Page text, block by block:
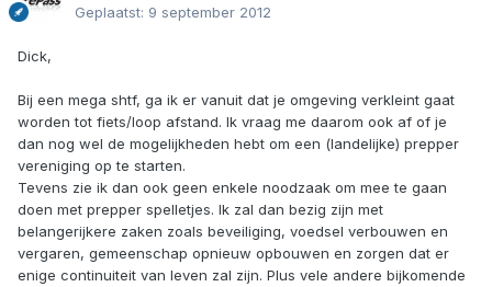
Geplaatst: 9 september 2012
Dick,
Bij een mega shtf, ga ik er vanuit dat je omgeving verkleint gaat
worden tot fiets/loop afstand. Ik vraag me daarom ook af of je
dan nog wel de mogelijkheden hebt om een (landelijke) prepper
vereniging op te starten.
Tevens zie ik dan ook geen enkele noodzaak om mee te gaan
doen met prepper spelletjes. Ik zal dan bezig zijn met
belangerijkere zaken zoals beveiliging, voedsel verbouwen en
vergaren, gemeenschap opnieuw opbouwen en zorgen dat er
enige continuiteit van leven zal zijn. Plus vele andere bijkomende